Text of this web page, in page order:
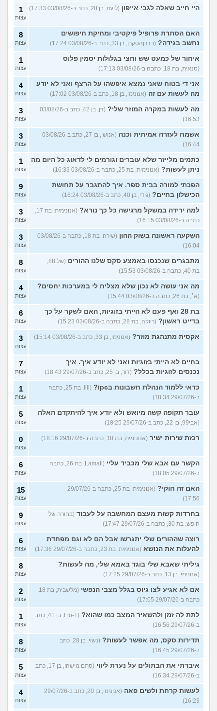
היי חייב שאלה לגבי אייפון (ליעוז, בן 28, כתב ב-03/08/26 17:33) 1
עצות
האם הסתרת פרופיל פיקטיבי ומחיקת חיפושים
נחשב בגידה? (בדרןהסקרן, בן 33, כתב ב-03/08/26 17:24)
8
עצות
איחור של כמעט שש וחצי בגלולות יסמין פלוס
(סנאית, בת 18, כתבה ב-03/08/26 17:13)
1
עצות
אני די בטוח שאני נמצא איפשהו על הרצף ואני לא יודע
מה לעשות עם זה (אנונימי, בן 18, כתב ב-03/08/26 17:02)
4
עצות
מה לעשות במקרה המוזר שלי?
(דן, בן 42, כתב ב-03/08/26
16:53)
3
עצות
אשמח לעזרה אמיתית וכנה
(אנושי, בן 27, כתב ב-03/08/26
16:44)
3
עצות
כתמים מלייזר שלא עוברים וגורמים לי לדאוג כל היום מה
ניתן לעשות? (אנונימית, בת 25, כתבה ב-03/08/26 16:33)
1
עצות
הפכתי למורה בבית ספר. איך להתגבר על תחושת
הכישלון בחיים? (גידי, בן 40, כתב ב-03/08/26 16:24)
9
עצות
למה ירידה במשקל מרגישה כל כך נורא?
כתבה ב-03/08/26 16:15)
3
עצות
השקעה ראשונה בשוק ההון
(שירה, בת 18, כתבה ב-03/08/26
16:04)
3
עצות
מתבגרים שנכנסו באמצע סקס שלנו ההורים
בת 40, כתבה ב-03/08/26 15:53)
8
עצות
מה אני עושה לא נכון שלא מצליח לי במערכות יחסים?
(א׳, בת 26, כתבה ב-03/08/26 15:44)
4
עצות
בת 28 ואף פעם לא הייתי בזוגיות, האם לשקר על כך
בדייט ראשון? (רווקה, בת 28, כתבה ב-03/08/26 15:23)
6
עצות
אקסית מתנהגת מוזר? (אנונימי, בן 33, כתב ב-03/08/26 15:14) 3
עצות
בחיים לא הייתי בזוגיות ואני לא יודע איך. איך
נכנסים לזוגיות בכלל? (דור, בן 25, כתב ב-29/07/26 18:43)
7
עצות
כדאי ללמוד הנהלת חשבונות בipc?
(lili, בת 25, כתבה
ב-29/07/26 18:34)
1
עצות
עובר תקופה קשה מיואש ולא יודע איך להיתקדם האלה
(אבי99, בן 22, כתב ב-29/07/26 18:25)
5
עצות
רכזת שירות ישיר (אנונימית, בת 18, כתבה ב-29/07/26 18:16) 0
עצות
הקשר עם אבא שלי מכביד עליי
(Lamali, בת 26, כתבה
ב-29/07/26 18:05)
6
עצות
האם זה חוקי?
(אנונימית, בת 25, כתבה ב-29/07/26
17:56)
15
עצות
בחרדות קשות מעצם המחשבה על לעבוד (בחורה של
חופש, בת 30, כתבה ב-29/07/26 17:47)
9
עצות
רוצה שההורים שלי יתגרשו אבל הם לא וגם מפחדת
להעלות את הנושא (אנונימית, בת 23, כתבה ב-29/07/26 17:36)
6
עצות
גיליתי שאבא שלי בוגד באמא שלי, מה לעשות?
(אנונימי, בן 13, כתב ב-29/07/26 17:25)
8
עצות
אם לא אגיע לצו גיוס בגלל מצבי הנפשי
כתבה ב-29/07/26 17:05)
2
עצות
לתת לה זמן ולהשאיר המצב כמו שהוא?
(Flo-T, בן 41, כתב
ב-29/07/26 16:56)
1
עצות
תדירות סקס, מה אפשר לעשות?
(נשוי, בן 28, כתב
ב-29/07/26 16:45)
8
עצות
איבדתי את הבתולים על נערת ליווי
(סתם מישהו, בן 17, כתב
ב-29/07/26 16:34)
5
עצות
לעשות קרחת ולשים פאה
(אנונימי, בן 20, כתב ב-29/07/26
16:23)
4
עצות